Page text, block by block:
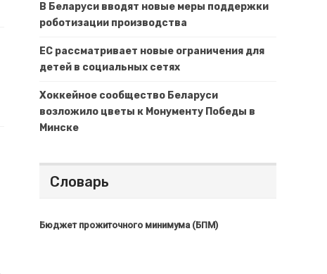
В Беларуси вводят новые меры поддержки
роботизации производства
ЕС рассматривает новые ограничения для
детей в социальных сетях
Хоккейное сообщество Беларуси
возложило цветы к Монументу Победы в
Минске
Словарь
Бюджет прожиточного минимума (БПМ)